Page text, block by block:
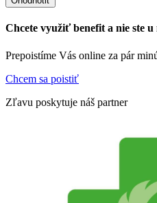
Chcete využiť benefit a nie ste u
Prepoistíme Vás online za pár
Chcem sa poistiť
Zľavu poskytuje náš partner